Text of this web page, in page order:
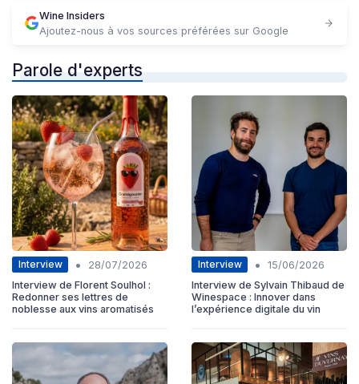
Wine Insiders
Ajoutez-nous à vos sources préférées sur Google
Parole d'experts
Interview •
28/07/2026
Interview de Florent Soulhol :
Redonner ses lettres de
noblesse aux vins aromatisés
Interview •
15/06/2026
Interview de Sylvain Thibaud de
Winespace : Innover dans
l’expérience digitale du vin